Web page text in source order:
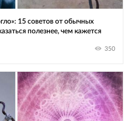
15 советов от обычных
полезнее, чем кажется
350